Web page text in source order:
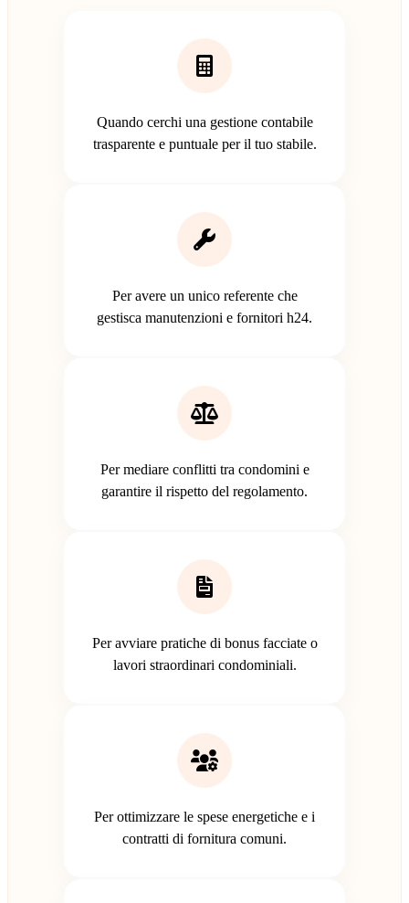
Quando cerchi una gestione contabile
trasparente e puntuale per il tuo stabile.
Per avere un unico referente che
gestisca manutenzioni e fornitori h24.
Per mediare conflitti tra condomini e
garantire il rispetto del regolamento.
Per avviare pratiche di bonus facciate o
lavori straordinari condominiali.
Per ottimizzare le spese energetiche e i
contratti di fornitura comuni.